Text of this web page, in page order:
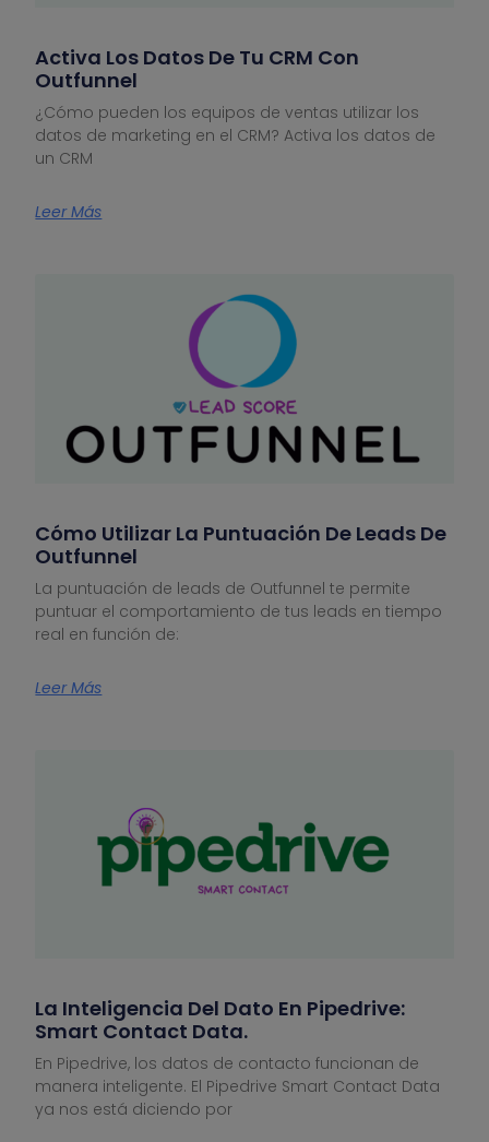
Activa Los Datos De Tu CRM Con
Outfunnel
¿Cómo pueden los equipos de ventas utilizar los
datos de marketing en el CRM? Activa los datos de
un CRM
Leer Más
Cómo Utilizar La Puntuación De Leads De
Outfunnel
La puntuación de leads de Outfunnel te permite
puntuar el comportamiento de tus leads en tiempo
real en función de:
Leer Más
La Inteligencia Del Dato En Pipedrive:
Smart Contact Data.
En Pipedrive, los datos de contacto funcionan de
manera inteligente. El Pipedrive Smart Contact Data
ya nos está diciendo por